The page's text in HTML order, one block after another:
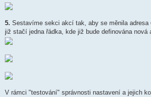
5. Sestavíme sekci akcí tak, aby se měnila adresa
již stačí jedna řádka, kde již bude definována nová
V rámci "testování" správnosti nastavení a jejich